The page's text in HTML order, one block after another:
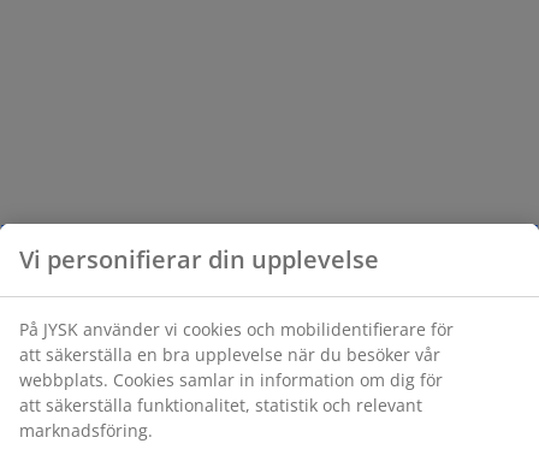
Vi personifierar din upplevelse
På JYSK använder vi cookies och mobilidentifierare för
att säkerställa en bra upplevelse när du besöker vår
webbplats. Cookies samlar in information om dig för
att säkerställa funktionalitet, statistik och relevant
marknadsföring.